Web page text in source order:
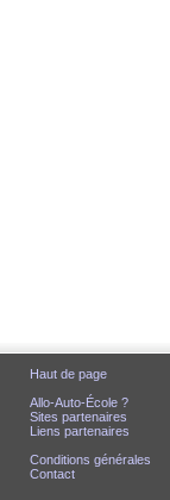
Haut de page
Allo-Auto-École ?
Sites partenaires
Liens partenaires
Conditions générales
Contact